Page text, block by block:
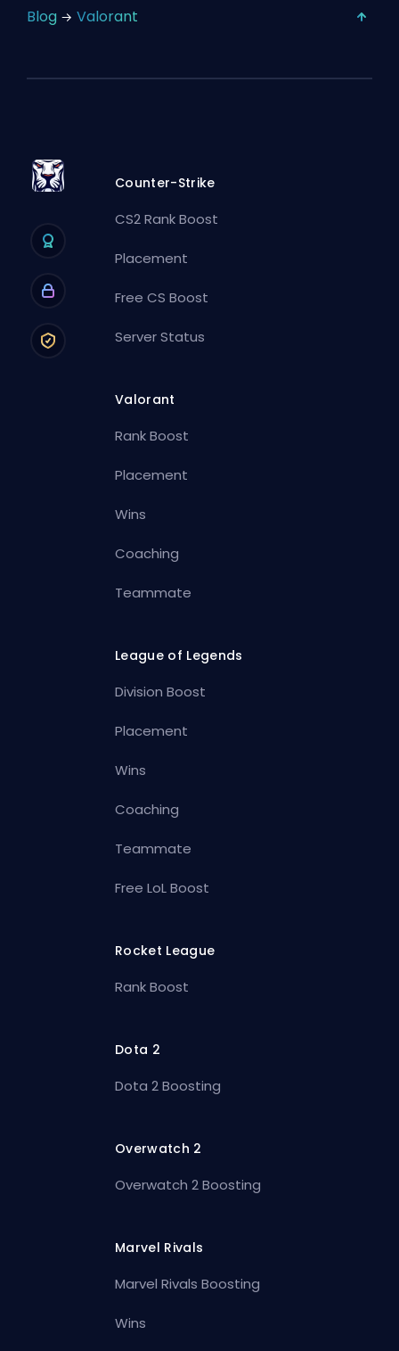
Blog Valorant
Counter-Strike
CS2 Rank Boost
Placement
Free CS Boost
Server Status
Valorant
Rank Boost
Placement
Wins
Coaching
Teammate
League of Legends
Division Boost
Placement
Wins
Coaching
Teammate
Free LoL Boost
Rocket League
Rank Boost
Dota 2
Dota 2 Boosting
Overwatch 2
Overwatch 2 Boosting
Marvel Rivals
Marvel Rivals Boosting
Wins